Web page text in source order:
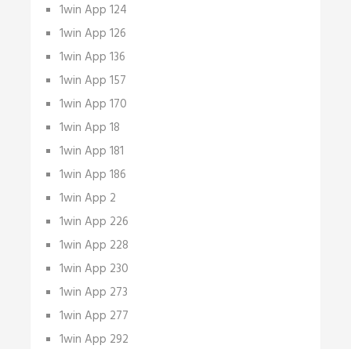
1win App 124
1win App 126
1win App 136
1win App 157
1win App 170
1win App 18
1win App 181
1win App 186
1win App 2
1win App 226
1win App 228
1win App 230
1win App 273
1win App 277
1win App 292